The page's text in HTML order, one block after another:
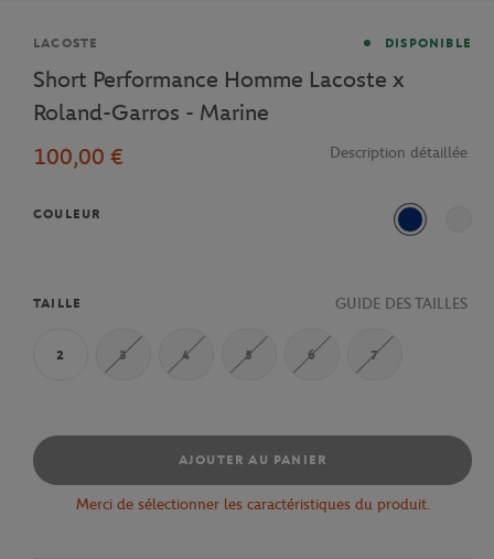
Marque
LACOSTE DISPONIBLE
Short Performance Homme Lacoste x
Roland-Garros - Marine
100,00 €
Description détaillée
COULEUR
Bleu
TAILLE GUIDE DES TAILLES
2 3 4 5 6 7
AJOUTER AU PANIER
Merci de sélectionner les caractéristiques du produit.